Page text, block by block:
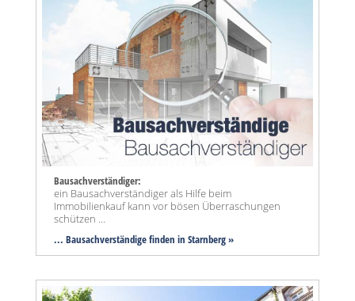
Bausachverständiger:
ein Bausachverständiger als Hilfe beim
Immobilienkauf kann vor bösen Überraschungen
schützen ...
... Bausachverständige finden in Starnberg »